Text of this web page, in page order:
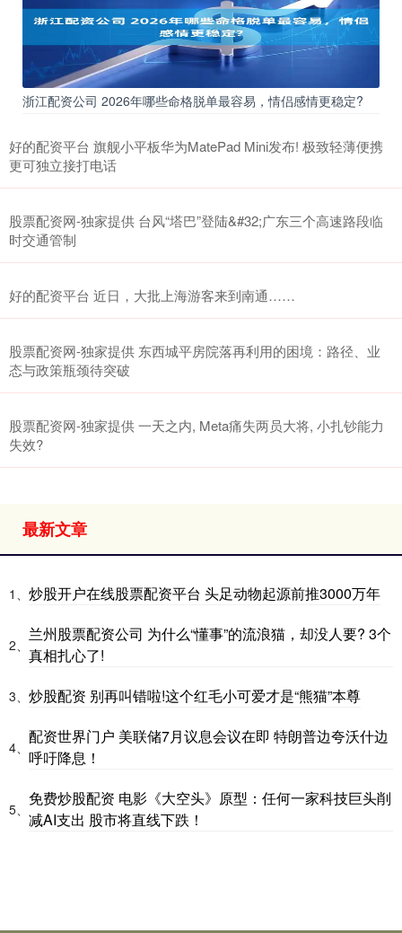
浙江配资公司 2026年哪些命格脱单最容易，情侣感情更稳定?
好的配资平台 旗舰小平板华为MatePad Mini发布! 极致轻薄便携
更可独立接打电话
股票配资网-独家提供 台风“塔巴”登陆&#32;广东三个高速路段临
时交通管制
好的配资平台 近日，大批上海游客来到南通……
股票配资网-独家提供 东西城平房院落再利用的困境：路径、业
态与政策瓶颈待突破
股票配资网-独家提供 一天之内, Meta痛失两员大将, 小扎钞能力
失效?
最新文章
1、 炒股开户在线股票配资平台 头足动物起源前推3000万年
2、
兰州股票配资公司 为什么“懂事”的流浪猫，却没人要? 3个
真相扎心了!
3、 炒股配资 别再叫错啦!这个红毛小可爱才是“熊猫”本尊
4、
配资世界门户 美联储7月议息会议在即 特朗普边夸沃什边
呼吁降息！
5、
免费炒股配资 电影《大空头》原型：任何一家科技巨头削
减AI支出 股市将直线下跌！